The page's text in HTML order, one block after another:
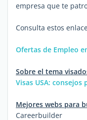
empresa que te
Consulta estos
Ofertas de Empleo
Sobre el tema
Visas USA: consejos
Mejores webs para
Careerbuilder